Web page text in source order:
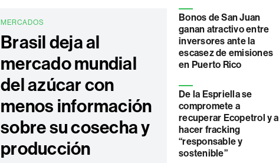
MERCADOS
Brasil deja al
mercado mundial
del azúcar con
menos información
sobre su cosecha y
producción
Bonos de San Juan
ganan atractivo entre
inversores ante la
escasez de emisiones
en Puerto Rico
De la Espriella se
compromete a
recuperar Ecopetrol y a
hacer fracking
“responsable y
sostenible”